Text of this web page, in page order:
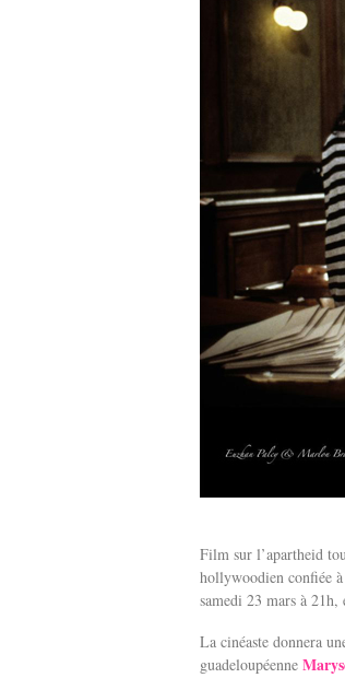
Film sur l’apartheid
hollywoodien confiée
samedi 23 mars à 21h,
La cinéaste donnera
guadeloupéenne